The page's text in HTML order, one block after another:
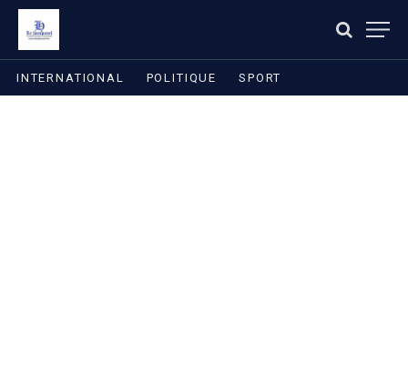
INTERNATIONAL POLITIQUE SPORT